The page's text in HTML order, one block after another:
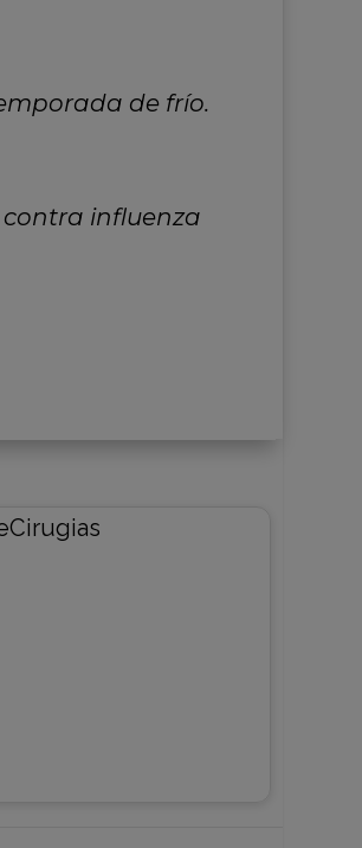
de frío.
influenza